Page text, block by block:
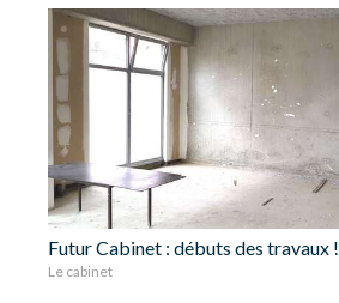
Futur Cabinet : débuts des travaux !
Le cabinet